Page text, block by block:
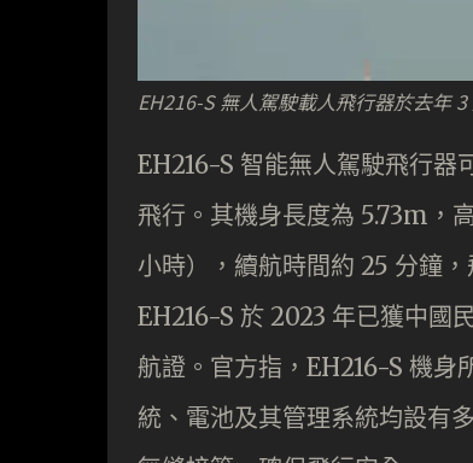
EH216-S 無人駕駛載人飛行器於去年
EH216-S 智能無人駕駛飛行器
飛行。其機身長度為 5.73m，
小時），續航時間約 25 分鐘
EH216-S 於 2023 年已獲中國
航證。官方指，EH216-S 機身
統、電池及其管理系統均設有